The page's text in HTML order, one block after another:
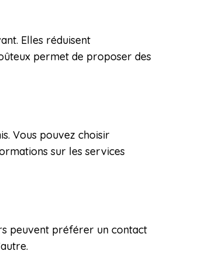
Elles réduisent
permet de proposer des
Vous pouvez choisir
sur les services
peuvent préférer un contact